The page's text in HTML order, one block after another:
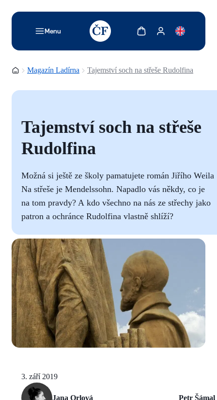
Menu
TODO: Add description for reader
Zobrazit košíkZobrazit můj účet
Domovská stránka
Magazín Ladírna Tajemství soch na střeše Rudolfina
Tajemství soch na střeše
Rudolfina
Možná si ještě ze školy pamatujete román Jiřího Weila
Na střeše je Mendelssohn. Napadlo vás někdy, co je
na tom pravdy? A kdo všechno na nás ze střechy jako
patron a ochránce Rudolfina vlastně shlíží?
3. září 2019
Jana Orlová Petr Šámal